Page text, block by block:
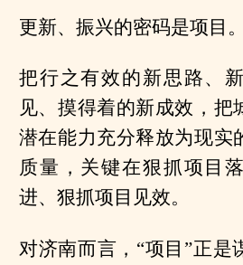
更新、振兴的密码是项目。
把行之有效的新思路、
见、摸得着的新成效，把
潜在能力充分释放为现实
质量，关键在狠抓项目
进、狠抓项目见效。
对济南而言，“项目”正是